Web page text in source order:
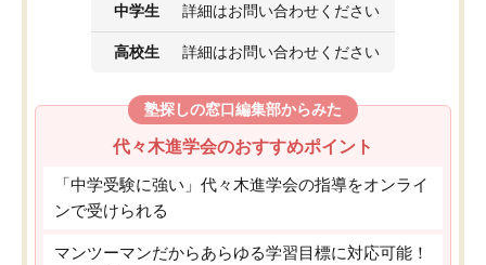
中学生 詳細はお問い合わせください
高校生 詳細はお問い合わせください
塾探しの窓口編集部からみた
代々木進学会のおすすめポイント
「中学受験に強い」代々木進学会の指導をオンライ
ンで受けられる
マンツーマンだからあらゆる学習目標に対応可能！